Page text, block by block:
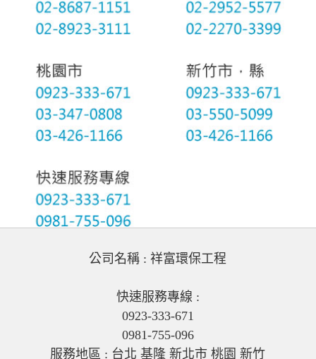
公司名稱 : 祥富環保工程
快速服務專線 :
0923-333-671
0981-755-096
服務地區 : 台北 基隆 新北市 桃園 新竹